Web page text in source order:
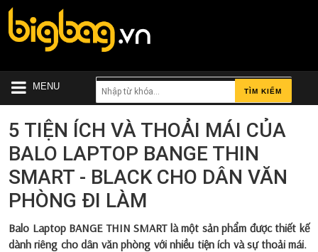
MENU TÌM KIẾM
5 TIỆN ÍCH VÀ THOẢI MÁI CỦA
BALO LAPTOP BANGE THIN
SMART - BLACK CHO DÂN VĂN
PHÒNG ĐI LÀM
Balo Laptop BANGE THIN SMARTlà một sản phẩm được thiết kế
dành riêng cho dân văn phòng với nhiều tiện ích và sự thoải mái.